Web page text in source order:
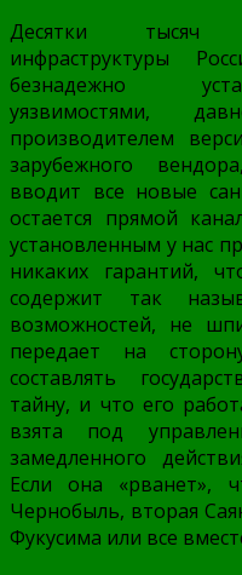
Десятки тысяч
инфраструктуры
безнадежно
уязвимостями,
производителем
зарубежного
вводит все новые
остается прямой
установленным у нас
никаких гарантий,
содержит так
возможностей, не
передает на
составлять
тайну, и что его
взята под
замедленного
Если она «рванет»,
Чернобыль, вторая
Фукусима или все